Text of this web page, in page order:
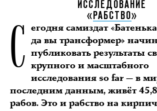
ИССЛЕДОВАНИЕ
« РАБСТВО»
С егодня самиздат
да вы трансформер»
публиковать результаты
крупного и масштабного
исследования so far — в
последним данным, живёт
рабов. Это и рабство на